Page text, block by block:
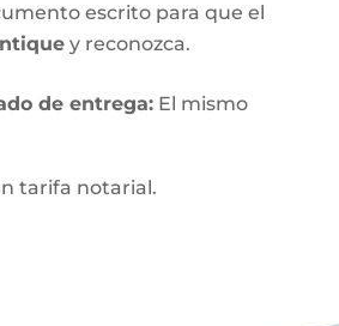
escrito para que el
y reconozca.
de entrega:El mismo
tarifa notarial.